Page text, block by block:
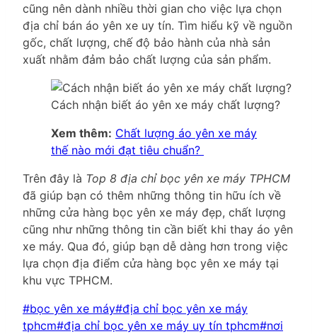
cũng nên dành nhiều thời gian cho việc lựa chọn
địa chỉ bán áo yên xe uy tín. Tìm hiểu kỹ về nguồn
gốc, chất lượng, chế độ bảo hành của nhà sản
xuất nhằm đảm bảo chất lượng của sản phẩm.
Cách nhận biết áo yên xe máy chất lượng?
Xem thêm: Chất lượng áo yên xe máy
thế nào mới đạt tiêu chuẩn?
Trên đây là Top 8 địa chỉ bọc yên xe máy TPHCM
đã giúp bạn có thêm những thông tin hữu ích về
những cửa hàng bọc yên xe máy đẹp, chất lượng
cũng như những thông tin cần biết khi thay áo yên
xe máy. Qua đó, giúp bạn dễ dàng hơn trong việc
lựa chọn địa điểm cửa hàng bọc yên xe máy tại
khu vực TPHCM.
Post
Tags:
#bọc yên xe máy#địa chỉ bọc yên xe máy
tphcm#địa chỉ bọc yên xe máy uy tín tphcm#nơi